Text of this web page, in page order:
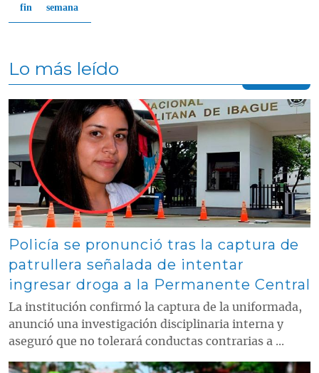
fin
semana
Lo más leído
Contenido multimedia principal
Policía se pronunció tras la captura de
patrullera señalada de intentar
ingresar droga a la Permanente Central
La institución confirmó la captura de la uniformada,
anunció una investigación disciplinaria interna y
aseguró que no tolerará conductas contrarias a ...
Contenido multimedia principal